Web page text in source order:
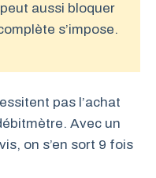
aussi bloquer
s’impose.
pas l’achat
Avec un
on s’en sort 9 fois